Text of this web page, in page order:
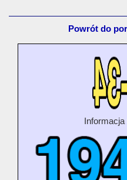
Powrót do